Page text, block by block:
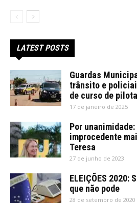
LATEST POSTS
Guardas
trânsito e
de curso de
17 de janeiro de 2025
Por unanimidade:
improcedente
Teresa
27 de junho de 2023
ELEIÇÕES 2020:
que não pode
28 de setembro de 2020